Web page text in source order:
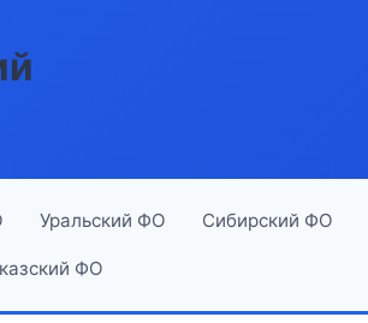
Уральский ФО Сибирский ФО
ФО